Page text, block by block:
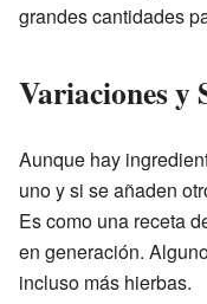
grandes cantidades
Variaciones y
Aunque hay
uno y si se añaden
Es como una receta
en generación.
incluso más hierbas.